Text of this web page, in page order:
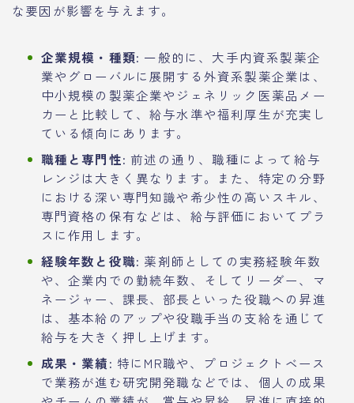
な要因が影響を与えます。
企業規模・種類: 一般的に、大手内資系製薬企
業やグローバルに展開する外資系製薬企業は、
中小規模の製薬企業やジェネリック医薬品メー
カーと比較して、給与水準や福利厚生が充実し
ている傾向にあります。
職種と専門性: 前述の通り、職種によって給与
レンジは大きく異なります。また、特定の分野
における深い専門知識や希少性の高いスキル、
専門資格の保有などは、給与評価においてプラ
スに作用します。
経験年数と役職: 薬剤師としての実務経験年数
や、企業内での勤続年数、そしてリーダー、マ
ネージャー、課長、部長といった役職への昇進
は、基本給のアップや役職手当の支給を通じて
給与を大きく押し上げます。
成果・業績: 特にMR職や、プロジェクトベース
で業務が進む研究開発職などでは、個人の成果